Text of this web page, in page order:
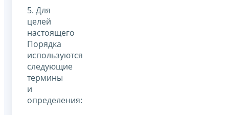
5. Для
целей
настоящего
Порядка
используются
следующие
термины
и
определения: